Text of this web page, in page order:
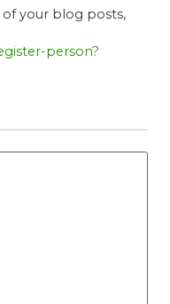
of your blog posts,
person?